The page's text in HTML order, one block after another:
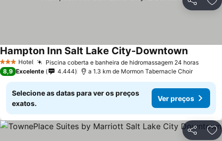
Partilhar
3 EstrelasHotel Piscina coberta e banheira de hidromassagem 24 horas
Hampton Inn Salt Lake City-Downtown
8,9 Excelente 4.444 a 1.3 km de Mormon Tabernacle Choir
Selecione as datas para ver os preços
exatos.
Ver preços
Partilhar